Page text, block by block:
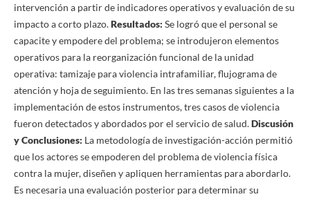
intervención a partir de indicadores operativos y evaluación de su
impacto a corto plazo.Resultados: Se logró que el personal se
capacite y empodere del problema; se introdujeron elementos
operativos para la reorganización funcional de la unidad
operativa: tamizaje para violencia intrafamiliar, flujograma de
atención y hoja de seguimiento. En las tres semanas siguientes a la
implementación de estos instrumentos, tres casos de violencia
fueron detectados y abordados por el servicio de salud.Discusión
y Conclusiones: La metodología de investigación-acción permitió
que los actores se empoderen del problema de violencia física
contra la mujer, diseñen y apliquen herramientas para abordarlo.
Es necesaria una evaluación posterior para determinar su